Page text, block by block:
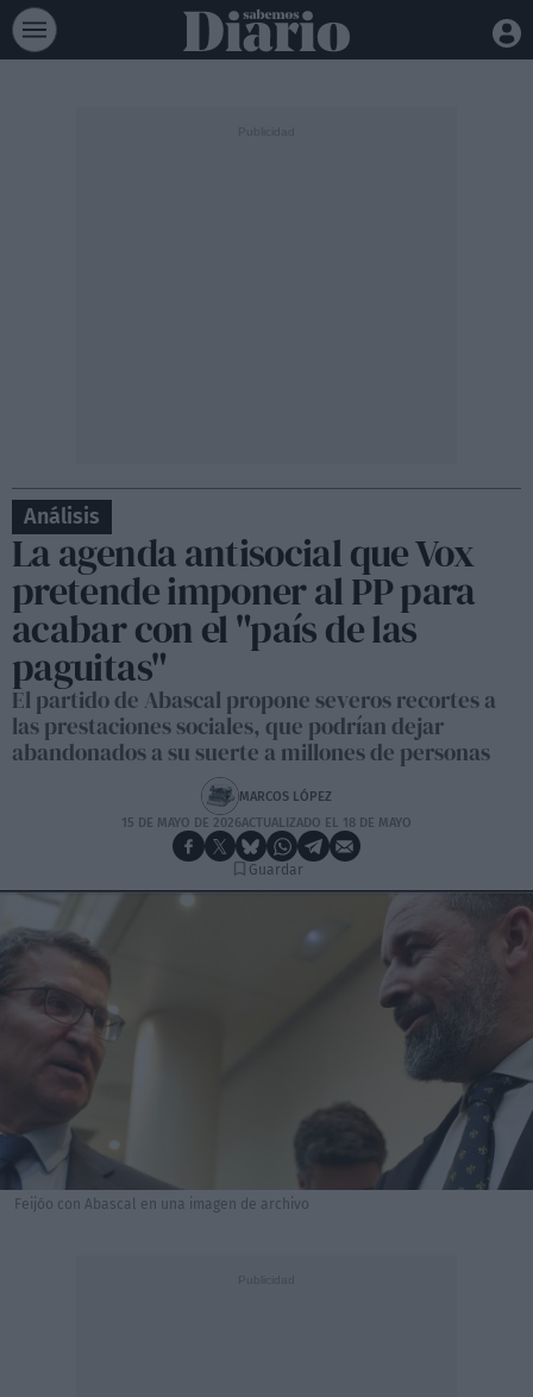
Análisis
La agenda antisocial que Vox
pretende imponer al PP para
acabar con el "país de las
paguitas"
El partido de Abascal propone severos recortes a
las prestaciones sociales, que podrían dejar
abandonados a su suerte a millones de personas
MARCOS LÓPEZ
15 DE MAYO DE 2026ACTUALIZADO EL 18 DE MAYO
Guardar
Feijóo con Abascal en una imagen de archivo